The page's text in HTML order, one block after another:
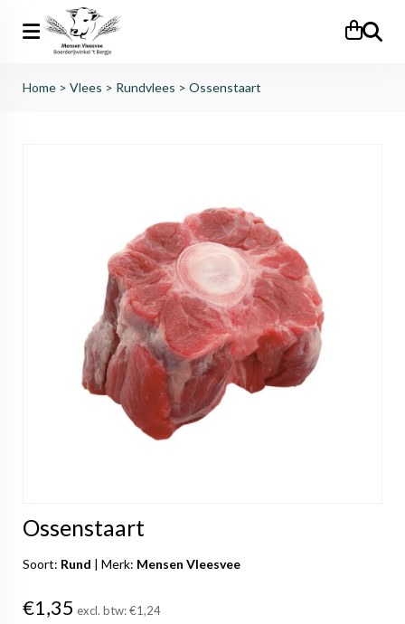
Zoeken
Home > Vlees > Rundvlees > Ossenstaart
Ossenstaart
Soort: Rund | Merk: Mensen Vleesvee
€1,35 excl. btw:€1,24